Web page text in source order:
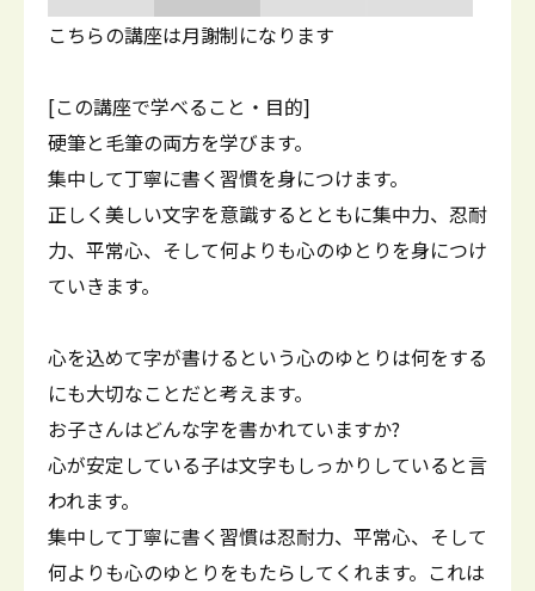
こちらの講座は月謝制になります
[この講座で学べること・目的]
硬筆と毛筆の両方を学びます。
集中して丁寧に書く習慣を身につけます。
正しく美しい文字を意識するとともに集中力、忍耐
力、平常心、そして何よりも心のゆとりを身につけ
ていきます。
心を込めて字が書けるという心のゆとりは何をする
にも大切なことだと考えます。
お子さんはどんな字を書かれていますか?
心が安定している子は文字もしっかりしていると言
われます。
集中して丁寧に書く習慣は忍耐力、平常心、そして
何よりも心のゆとりをもたらしてくれます。これは